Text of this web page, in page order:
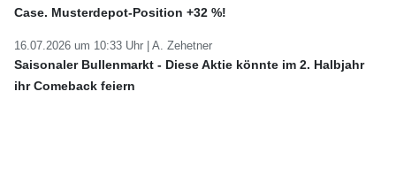
Case. Musterdepot-Position +32 %!
16.07.2026 um 10:33 Uhr | A. Zehetner
Saisonaler Bullenmarkt - Diese Aktie könnte im 2. Halbjahr
ihr Comeback feiern